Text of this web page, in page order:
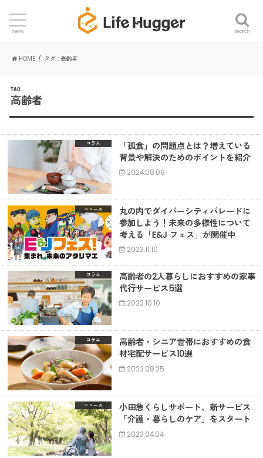
search
menu
HOME タグ : 高齢者
TAG
高齢者
コラム
「孤食」の問題点とは？増えている
背景や解決のためのポイントを紹介
2024.08.09
ニュース
丸の内でダイバーシティパレードに
参加しよう！未来の多様性について
考える「E&J フェス」が開催中
2023.11.10
コラム
高齢者の2人暮らしにおすすめの家事
代行サービス5選
2023.10.10
コラム
高齢者・シニア世帯におすすめの食
材宅配サービス10選
2023.09.25
ニュース
小田急くらしサポート、新サービス
「介護・暮らしのケア」をスタート
2023.04.04